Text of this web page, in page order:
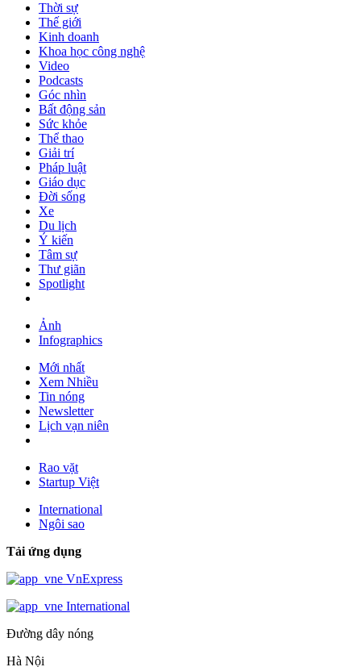
Thời sự
Thế giới
Kinh doanh
Khoa học công nghệ
Video
Podcasts
Góc nhìn
Bất động sản
Sức khỏe
Thể thao
Giải trí
Pháp luật
Giáo dục
Đời sống
Xe
Du lịch
Ý kiến
Tâm sự
Thư giãn
Spotlight
Ảnh
Infographics
Mới nhất
Xem Nhiều
Tin nóng
Newsletter
Lịch vạn niên
Rao vặt
Startup Việt
International
Ngôi sao
Tải ứng dụng
VnExpress
International
Đường dây nóng
Hà Nội